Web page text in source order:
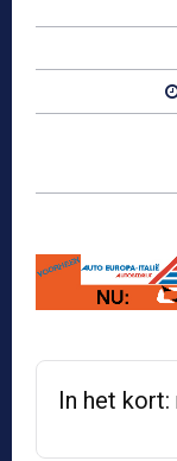
In het kort: